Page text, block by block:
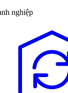
nghiệp